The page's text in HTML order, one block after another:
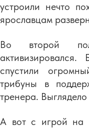
устроили нечто
ярославцам
Во второй
спустили
трибуны в
тренера.
А вот с игрой на